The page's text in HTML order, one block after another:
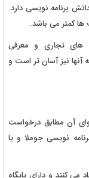
برنامه نویسی دارد.
ها کمتر می باشد.
های تجاری و معرفی
نیز آسان تر است و
آن مطابق درخواست
نویسی جوملا و یا
می کنند و دارای پایگاه